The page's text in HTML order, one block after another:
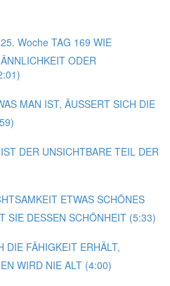
Woche TAG 169 WIE
ODER
MAN IST, ÄUSSERT SICH DIE
DER UNSICHTBARE TEIL DER
ETWAS SCHÖNES
SIE DESSEN SCHÖNHEIT (5:33)
DIE FÄHIGKEIT ERHÄLT,
WIRD NIE ALT (4:00)